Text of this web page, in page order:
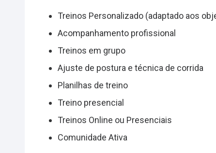
Treinos Personalizado (adaptado aos
Acompanhamento profissional
Treinos em grupo
Ajuste de postura e técnica de corrida
Planilhas de treino
Treino presencial
Treinos Online ou Presenciais
Comunidade Ativa